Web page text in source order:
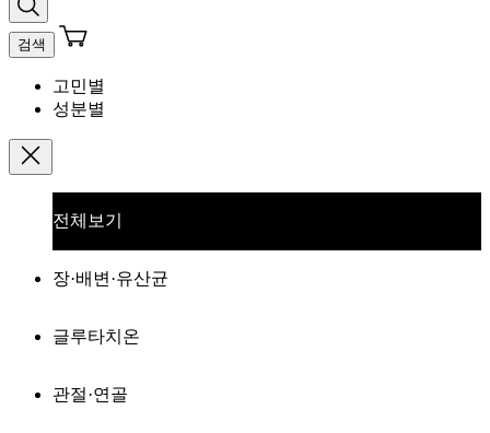
검색
고민별
성분별
전체보기
장·배변·유산균
글루타치온
관절·연골